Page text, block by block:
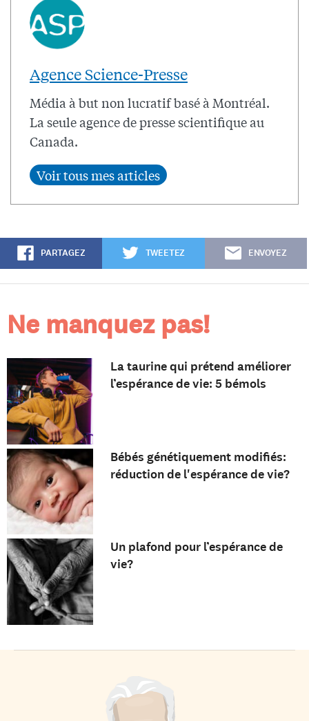
Agence Science-Presse
Média à but non lucratif basé à Montréal.
La seule agence de presse scientifique au
Canada.
PARTAGEZ TWEETEZ ENVOYEZ
Ne manquez pas!
La taurine qui prétend améliorer
l’espérance de vie: 5 bémols
Bébés génétiquement modifiés:
réduction de l'espérance de vie?
Un plafond pour l’espérance de
vie?